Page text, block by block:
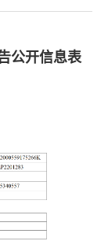
公开信息表